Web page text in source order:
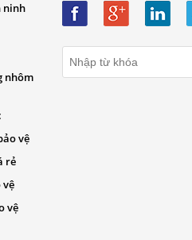
ninh
nhôm
vệ
rẻ
vệ
vệ